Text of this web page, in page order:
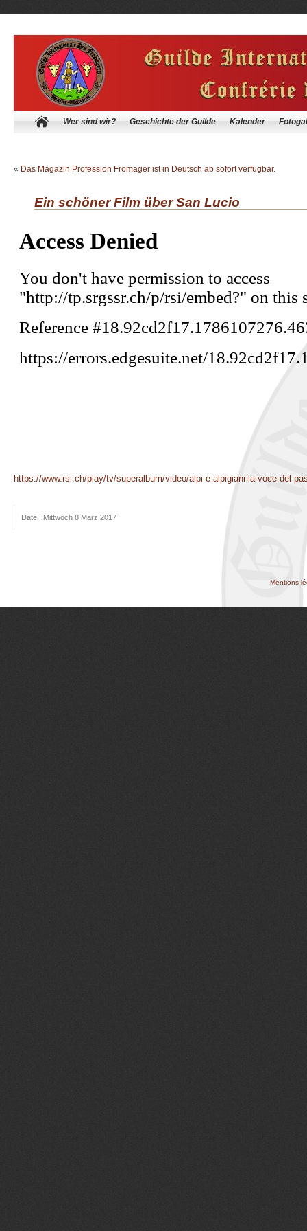
Wer sind wir? Geschichte der Guilde Kalender
« Das Magazin Profession Fromager ist in Deutsch ab sofort verfügbar.
Ein schöner Film über San Lucio
https://www.rsi.ch/play/tv/superalbum/video/alpi-e-alpigiani-la-voce-del-
Date : Mittwoch 8 März 2017
Mentions